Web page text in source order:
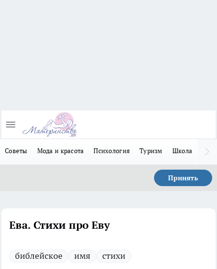
Советы Мода и красота Психология Туризм Школа
Принять
Ева. Стихи про Еву
библейское имя стихи